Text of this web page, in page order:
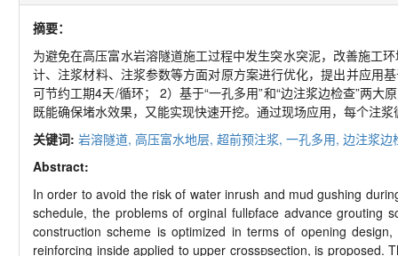
摘要：
为避免在高压富水岩溶隧道施工过程中发生突水突泥，改善施工
计、注浆材料、注浆参数等方面对原方案进行优化，提出并应用
可节约工期4天/循环； 2）基于“一孔多用”和“边注浆边检查”两
既能确保堵水效果，又能实现快速开挖。通过现场应用，每个注
关键词: 岩溶隧道, 高压富水地层, 超前预注浆, 一孔多用, 边注浆边
Abstract:
In order to avoid the risk of water inrush and mud gushing
schedule, the problems of orginal fullface advance grouting
construction scheme is optimized in terms of opening
reinforcing inside applied to upper crosssection, is proposed.